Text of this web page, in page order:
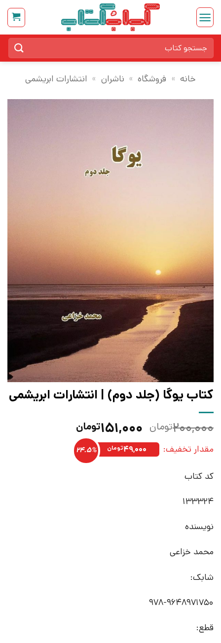
Skip
content
برای:
خانه » فروشگاه » ناشران » انتشارات ابریشمی
کتاب یوگا (جلد دوم) | انتشارات ابریشمی
۲۰۰,۰۰۰تومان قیمت
اصلی:
۲۰۰,۰۰۰تومان
۱۵۱,۰۰۰تومان
فعلی:
۱۵۱,۰۰۰تومان. مقدار تخفیف: ۴۹,۰۰۰تومان 24.5%
کد کتاب
133324
نویسنده
محمد خزاعی
شابک:
978-9648971750
قطع: